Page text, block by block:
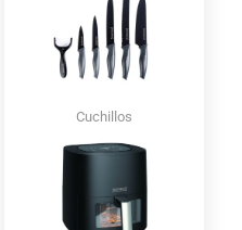
Cuchillos